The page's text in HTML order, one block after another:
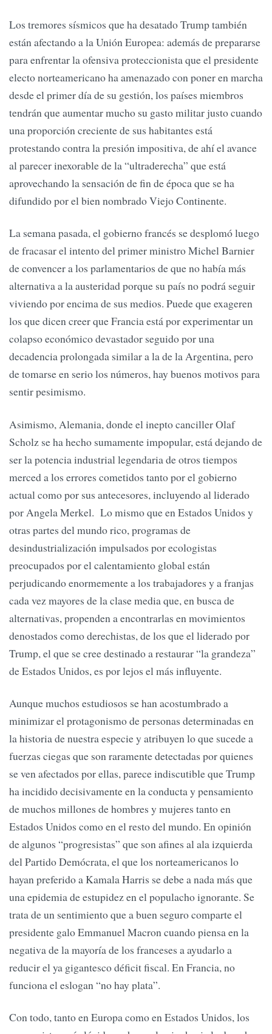
Los tremores sísmicos que ha desatado Trump también
están afectando a la Unión Europea: además de prepararse
para enfrentar la ofensiva proteccionista que el presidente
electo norteamericano ha amenazado con poner en marcha
desde el primer día de su gestión, los países miembros
tendrán que aumentar mucho su gasto militar justo cuando
una proporción creciente de sus habitantes está
protestando contra la presión impositiva, de ahí el avance
al parecer inexorable de la “ultraderecha” que está
aprovechando la sensación de fin de época que se ha
difundido por el bien nombrado Viejo Continente.
La semana pasada, el gobierno francés se desplomó luego
de fracasar el intento del primer ministro Michel Barnier
de convencer a los parlamentarios de que no había más
alternativa a la austeridad porque su país no podrá seguir
viviendo por encima de sus medios. Puede que exageren
los que dicen creer que Francia está por experimentar un
colapso económico devastador seguido por una
decadencia prolongada similar a la de la Argentina, pero
de tomarse en serio los números, hay buenos motivos para
sentir pesimismo.
Asimismo, Alemania, donde el inepto canciller Olaf
Scholz se ha hecho sumamente impopular, está dejando de
ser la potencia industrial legendaria de otros tiempos
merced a los errores cometidos tanto por el gobierno
actual como por sus antecesores, incluyendo al liderado
por Angela Merkel. Lo mismo que en Estados Unidos y
otras partes del mundo rico, programas de
desindustrialización impulsados por ecologistas
preocupados por el calentamiento global están
perjudicando enormemente a los trabajadores y a franjas
cada vez mayores de la clase media que, en busca de
alternativas, propenden a encontrarlas en movimientos
denostados como derechistas, de los que el liderado por
Trump, el que se cree destinado a restaurar “la grandeza”
de Estados Unidos, es por lejos el más influyente.
Aunque muchos estudiosos se han acostumbrado a
minimizar el protagonismo de personas determinadas en
la historia de nuestra especie y atribuyen lo que sucede a
fuerzas ciegas que son raramente detectadas por quienes
se ven afectados por ellas, parece indiscutible que Trump
ha incidido decisivamente en la conducta y pensamiento
de muchos millones de hombres y mujeres tanto en
Estados Unidos como en el resto del mundo. En opinión
de algunos “progresistas” que son afines al ala izquierda
del Partido Demócrata, el que los norteamericanos lo
hayan preferido a Kamala Harris se debe a nada más que
una epidemia de estupidez en el populacho ignorante. Se
trata de un sentimiento que a buen seguro comparte el
presidente galo Emmanuel Macron cuando piensa en la
negativa de la mayoría de los franceses a ayudarlo a
reducir el ya gigantesco déficit fiscal. En Francia, no
funciona el eslogan “no hay plata”.
Con todo, tanto en Europa como en Estados Unidos, los